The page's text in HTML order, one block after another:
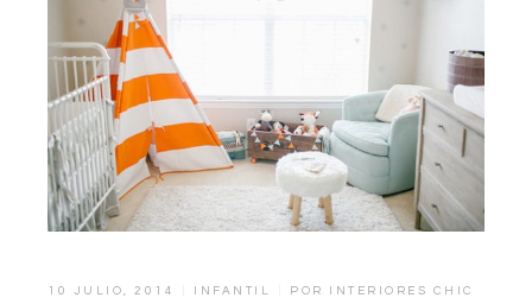
10 JULIO, 2014 INFANTIL POR INTERIORES CHIC